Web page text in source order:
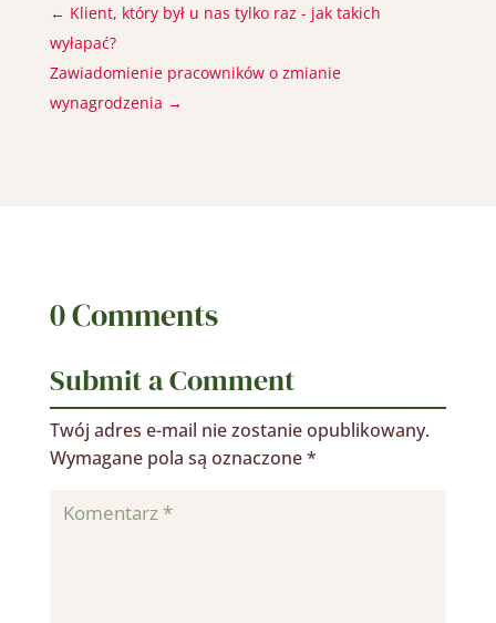
← Klient, który był u nas tylko raz - jak takich
wyłapać?
Zawiadomienie pracowników o zmianie
wynagrodzenia →
0 Comments
Submit a Comment
Twój adres e-mail nie zostanie opublikowany.
Wymagane pola są oznaczone*